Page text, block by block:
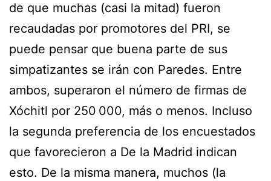
de que muchas (casi la mitad) fueron
recaudadas por promotores del PRI, se
puede pensar que buena parte de sus
simpatizantes se irán con Paredes. Entre
ambos, superaron el número de firmas de
Xóchitl por 250 000, más o menos. Incluso
la segunda preferencia de los encuestados
que favorecieron a De la Madrid indican
esto. De la misma manera, muchos (la